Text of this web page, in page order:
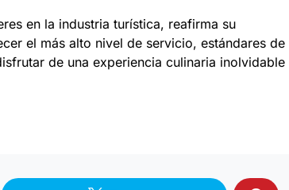
en la industria turística, reafirma su
el más alto nivel de servicio, estándares de
de una experiencia culinaria inolvidable